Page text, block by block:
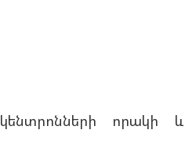
որակի և